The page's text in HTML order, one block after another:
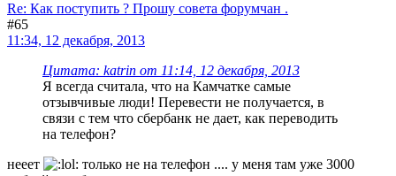
Re: Как поступить ? Прошу совета форумчан .
#65
11:34, 12 декабря, 2013
Цитата: katrin от 11:14, 12 декабря, 2013
Я всегда считала, что на Камчатке самые
отзывчивые люди! Перевести не получается, в
связи с тем что сбербанк не дает, как переводить
на телефон?
нееет
только не на телефон .... у меня там уже 3000